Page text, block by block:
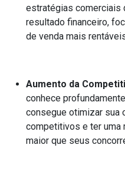
estratégias comerciais
resultado financeiro,
de venda mais
Aumento da
conhece
consegue otimizar sua
competitivos e ter uma
maior que seus